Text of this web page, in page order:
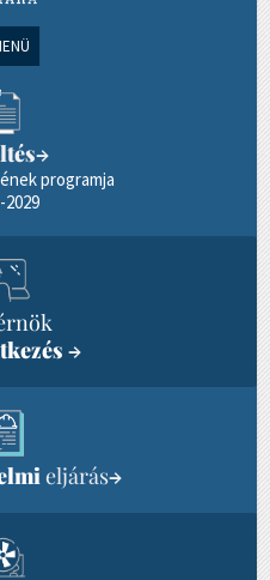
→
programja
2029
→
eljárás→